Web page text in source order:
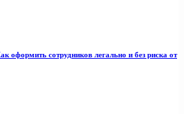
оформить сотрудников легально и без риска от